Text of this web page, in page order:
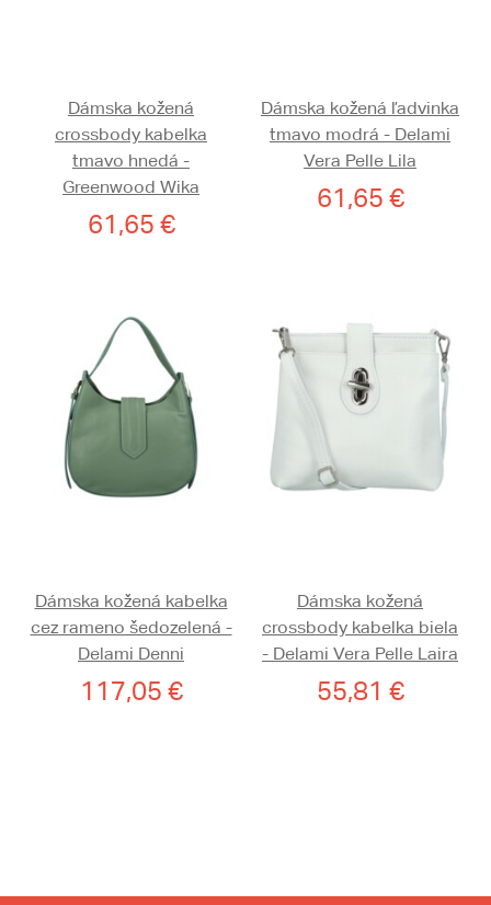
Dámska kožená
crossbody kabelka
tmavo hnedá -
Greenwood Wika
61,65 €
Dámska kožená ľadvinka
tmavo modrá - Delami
Vera Pelle Lila
61,65 €
Dámska kožená kabelka
cez rameno šedozelená -
Delami Denni
117,05 €
Dámska kožená
crossbody kabelka biela
- Delami Vera Pelle Laira
55,81 €